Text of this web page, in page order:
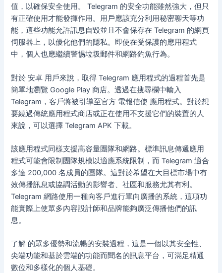
值，以確保安全使用。 Telegram 的安全功能雖然強大，但只
有正確使用才能發揮作用。用戶應該充分利用秘密聊天等功
能，這些功能允許訊息自毀並且不會保存在 Telegram 的網頁
伺服器上，以優化他們的隱私。即使在受保護的應用程式
中，個人也應繼續警惕垃圾郵件和網路釣魚行為。
對於 安卓 用戶來說，取得 Telegram 應用程式的過程首先是
簡單地瀏覽 Google Play 商店。透過在搜尋欄中輸入
Telegram，客戶將被引導至官方 電報信使 應用程式。對於想
要繞過傳統應用程式商店或正在使用不支援它們的裝置的人
來說，可以選擇 Telegram APK 下載。
該應用程式同樣支援高容量團隊和網路。標準訊息傳遞應用
程式可能會限制團隊規模以適應系統限制，而 Telegram 適合
多達 200,000 名成員的團隊。這對於希望在大目標市場中有
效傳播訊息或協調活動的影響者、社區和服務尤其有利。
Telegram 網路使用一種向客戶進行單向廣播的系統，這項功
能實際上使眾多內容設計師和品牌能夠廣泛傳播他們的訊
息。
了解 的眾多優勢和流暢的安裝過程，這是一個以其安全性、
尖端功能和基於雲端的功能而聞名的訊息平台，可滿足精通
數位和多樣化的個人基礎。